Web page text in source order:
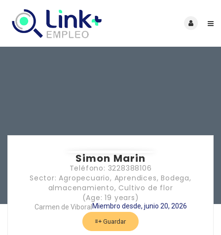
Simon Marin
Teléfono: 3228388106
Sector: Agropecuario, Aprendices, Bodega,
almacenamiento, Cultivo de flor
(Age: 19 years)
Carmen de Viboral Miembro desde, junio 20, 2026
Guardar